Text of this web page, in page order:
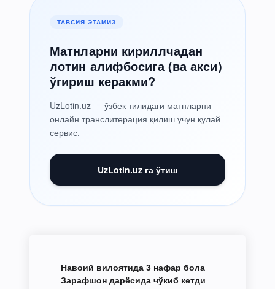
ТАВСИЯ ЭТАМИЗ
Матнларни кириллчадан
лотин алифбосига (ва акси)
ўгириш керакми?
UzLotin.uz — ўзбек тилидаги матнларни
онлайн транслитерация қилиш учун қулай
сервис.
UzLotin.uz га ўтиш
Навоий вилоятида 3 нафар бола
Зарафшон дарёсида чўкиб кетди